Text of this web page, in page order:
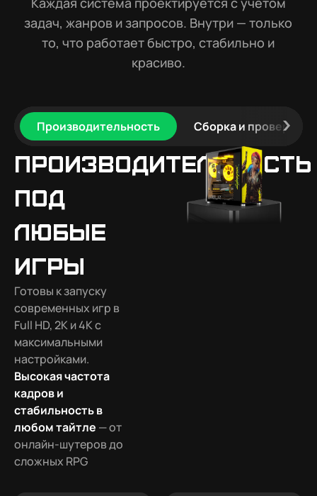
задач, жанров и запросов. Внутри — только
то, что работает быстро, стабильно и
красиво.
Производительность Сборка и проверка
Производительность
под
любые
игры
Готовы к запуску
современных игр в
Full HD, 2K и 4K с
максимальными
настройками.
Высокая частота
кадров и
стабильность в
любом тайтле — от
онлайн-шутеров до
сложных RPG